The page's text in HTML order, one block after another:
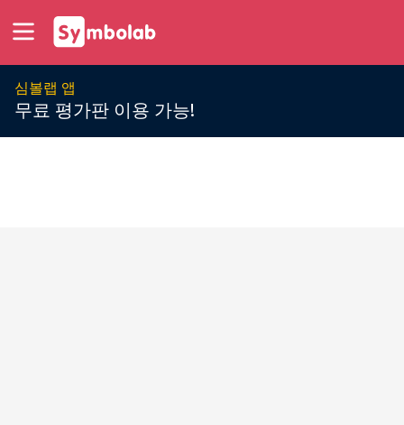
심볼랩 앱
무료 평가판 이용 가능!